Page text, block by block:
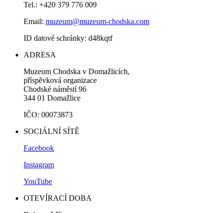
Tel.: +420 379 776 009
Email: muzeum@muzeum-chodska.com
ID datové schránky: d48kqtf
ADRESA
Muzeum Chodska v Domažlicích,
příspěvková organizace
Chodské náměstí 96
344 01 Domažlice
IČO: 00073873
SOCIÁLNÍ SÍTĚ
Facebook
Instagram
YouTube
OTEVÍRACÍ DOBA